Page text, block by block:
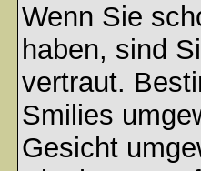
Wenn Sie
haben, sind
vertraut.
Smilies
Gesicht